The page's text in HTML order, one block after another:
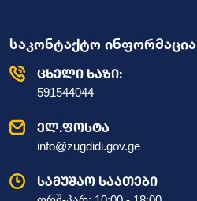
საკონტაქტო ინფორმაცია
ცხელი ხაზი:
591544044
ელ.ფოსტა
info@zugdidi.gov.ge
სამუშაო საათები